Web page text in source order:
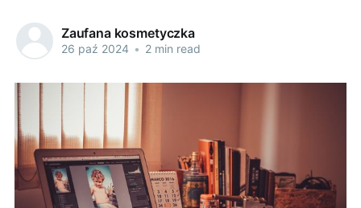
Zaufana kosmetyczka
26 paź 2024 • 2 min read